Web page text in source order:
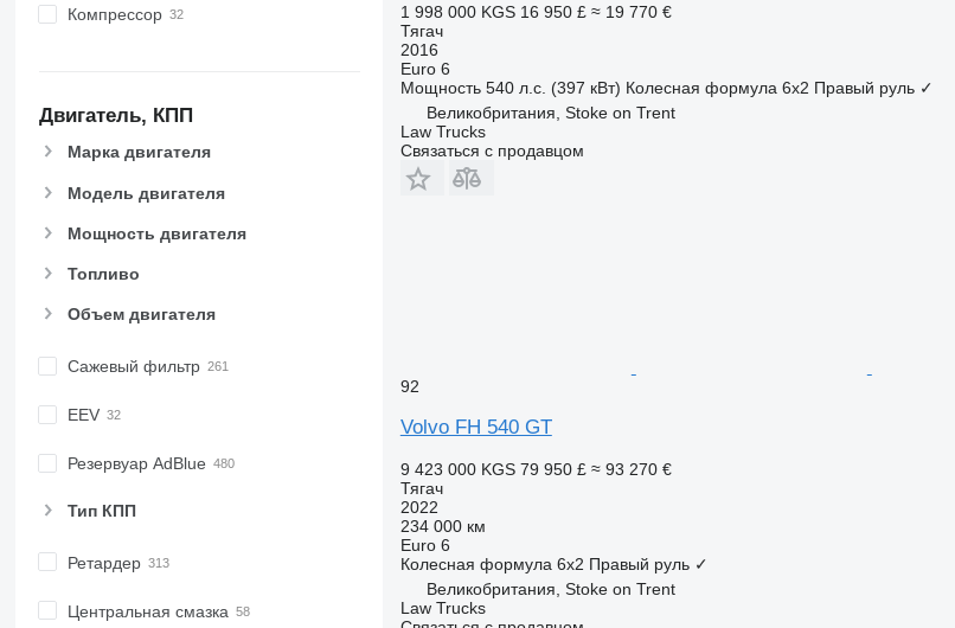
Компрессор
Двигатель, КПП
Марка двигателя
Модель двигателя
Мощность двигателя
Топливо
Объем двигателя
Сажевый фильтр
EEV
Резервуар AdBlue
Тип КПП
Ретардер
Центральная смазка
1 998 000 KGS 16 950 £ ≈ 19 770 €
Тягач
2016
Euro 6
Мощность 540 л.с. (397 кВт) Колесная формула 6x2 Правый руль ✓
Великобритания, Stoke on Trent
Law Trucks
Связаться с продавцом
92
Volvo FH 540 GT
9 423 000 KGS 79 950 £ ≈ 93 270 €
Тягач
2022
234 000 км
Euro 6
Колесная формула 6x2 Правый руль ✓
Великобритания, Stoke on Trent
Law Trucks